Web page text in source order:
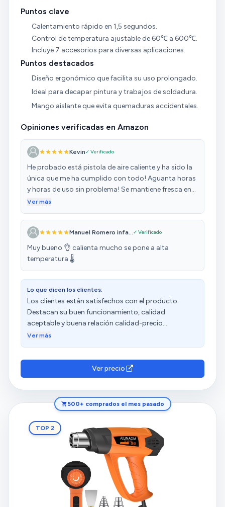
Puntos clave
Calentamiento rápido en 1,5 segundos.
Control de temperatura ajustable de 60℃ a 600℃.
Incluye 7 accesorios para diversas aplicaciones.
Puntos destacados
Diseño ergonómico que facilita su uso prolongado.
Ideal para decapar pintura y trabajos de soldadura.
Mango aislante que evita quemaduras accidentales.
Opiniones verificadas en Amazon
Kevin✓ Verificado
He probado está pistola de aire caliente y ha sido la
única que me ha cumplido con todo! Aguanta horas
y horas de uso sin problema! Se mantiene fresca en
su empuñadura y cumple con su función al 100%! La
Ver más
Manuel Romero infa... ✓ Verificado
Muy bueno 👌 calienta mucho se pone a alta
temperatura 🌡
Lo que dicen los clientes:
Los clientes están satisfechos con el producto.
Destacan su buen funcionamiento, calidad
aceptable y buena relación calidad-precio.
Mencionan que calienta mucho, con saltos de
práctico, permitiendo alcanzar la temperatura
deseada en muy poco tiempo. Además, aprecian su
eficacia, versatilidad y facilidad de uso.
Ver más
Ver precio
500+ comprados el mes pasado
TOP 2